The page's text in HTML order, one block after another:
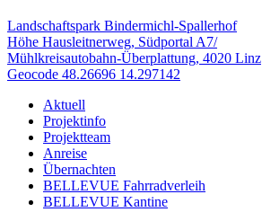
Landschaftspark Bindermichl-Spallerhof
Höhe Hausleitnerweg, Südportal A7/
Mühlkreisautobahn-Überplattung, 4020 Linz
Geocode 48.26696 14.297142
Aktuell
Projektinfo
Projektteam
Anreise
Übernachten
BELLEVUE Fahrradverleih
BELLEVUE Kantine